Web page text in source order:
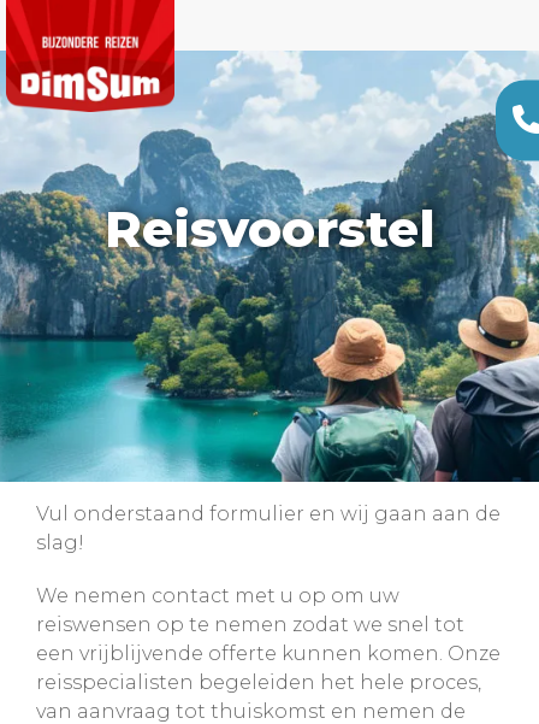
Reisvoorstel
Vul onderstaand formulier en wij gaan aan de
slag!
We nemen contact met u op om uw
reiswensen op te nemen zodat we snel tot
een vrijblijvende offerte kunnen komen. Onze
reisspecialisten begeleiden het hele proces,
van aanvraag tot thuiskomst en nemen de